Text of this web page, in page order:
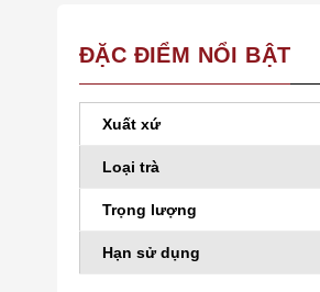
ĐẶC ĐIỂM NỔI BẬT
Xuất xứ
Loại trà
Trọng lượng
Hạn sử dụng